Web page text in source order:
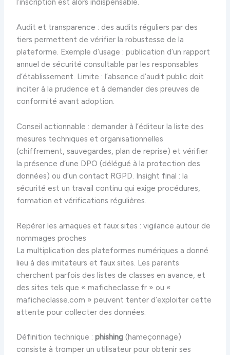
Audit et transparence : des audits réguliers par des
tiers permettent de vérifier la robustesse de la
plateforme. Exemple d’usage : publication d’un rapport
annuel de sécurité consultable par les responsables
d’établissement. Limite : l’absence d’audit public doit
inciter à la prudence et à demander des preuves de
conformité avant adoption.
Conseil actionnable : demander à l’éditeur la liste des
mesures techniques et organisationnelles
(chiffrement, sauvegardes, plan de reprise) et vérifier
la présence d’une DPO (délégué à la protection des
données) ou d’un contact RGPD. Insight final : la
sécurité est un travail continu qui exige procédures,
formation et vérifications régulières.
Repérer les arnaques et faux sites : vigilance autour de
nommages proches
La multiplication des plateformes numériques a donné
lieu à des imitateurs et faux sites. Les parents
cherchent parfois des listes de classes en avance, et
des sites tels que « maficheclasse.fr » ou «
maficheclasse.com » peuvent tenter d’exploiter cette
attente pour collecter des données.
Définition technique :phishing (hameçonnage)
consiste à tromper un utilisateur pour obtenir ses